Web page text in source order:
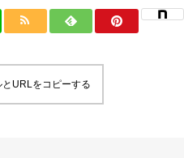
URLをコピーする